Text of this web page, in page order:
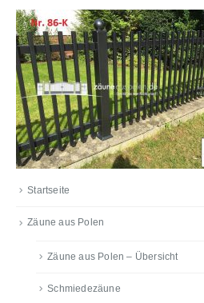
Startseite
Zäune aus Polen
Zäune aus Polen – Übersicht
Schmiedezäune